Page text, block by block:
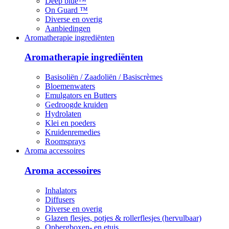
On Guard ™
Diverse en overig
Aanbiedingen
Aromatherapie ingrediënten
Aromatherapie ingrediënten
Basisoliën / Zaadoliën / Basiscrèmes
Bloemenwaters
Emulgators en Butters
Gedroogde kruiden
Hydrolaten
Klei en poeders
Kruidenremedies
Roomsprays
Aroma accessoires
Aroma accessoires
Inhalators
Diffusers
Diverse en overig
Glazen flesjes, potjes & rollerflesjes (hervulbaar)
Opbergboxen- en etuis